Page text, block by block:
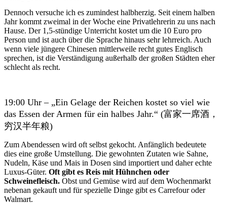
Dennoch versuche ich es zumindest halbherzig. Seit einem halben
Jahr kommt zweimal in der Woche eine Privatlehrerin zu uns nach
Hause. Der 1,5-stündige Unterricht kostet um die 10 Euro pro
Person und ist auch über die Sprache hinaus sehr lehrreich. Auch
wenn viele jüngere Chinesen mittlerweile recht gutes Englisch
sprechen, ist die Verständigung außerhalb der großen Städten eher
schlecht als recht.
19:00 Uhr – „Ein Gelage der Reichen kostet so viel wie
das Essen der Armen für ein halbes Jahr.“ (富家一席酒，
穷汉半年粮)
Zum Abendessen wird oft selbst gekocht. Anfänglich bedeutete
dies eine große Umstellung. Die gewohnten Zutaten wie Sahne,
Nudeln, Käse und Mais in Dosen sind importiert und daher echte
Luxus-Güter. Oft gibt es Reis mit Hühnchen oder
Schweinefleisch. Obst und Gemüse wird auf dem Wochenmarkt
nebenan gekauft und für spezielle Dinge gibt es Carrefour oder
Walmart.